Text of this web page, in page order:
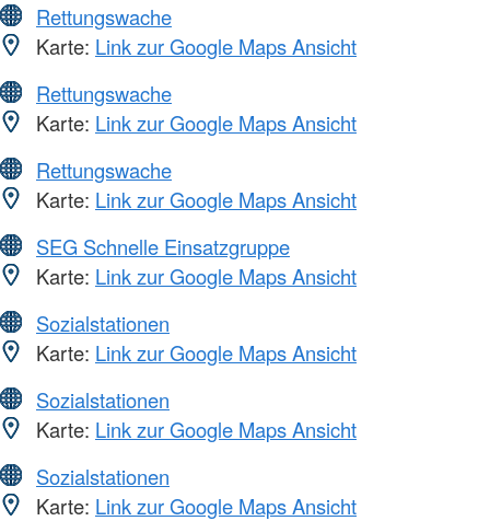
Rettungswache
Karte: Link zur Google Maps Ansicht
Rettungswache
Karte: Link zur Google Maps Ansicht
Rettungswache
Karte: Link zur Google Maps Ansicht
SEG Schnelle Einsatzgruppe
Karte: Link zur Google Maps Ansicht
Sozialstationen
Karte: Link zur Google Maps Ansicht
Sozialstationen
Karte: Link zur Google Maps Ansicht
Sozialstationen
Karte: Link zur Google Maps Ansicht